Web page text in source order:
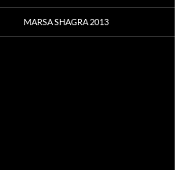
MARSA SHAGRA 2013